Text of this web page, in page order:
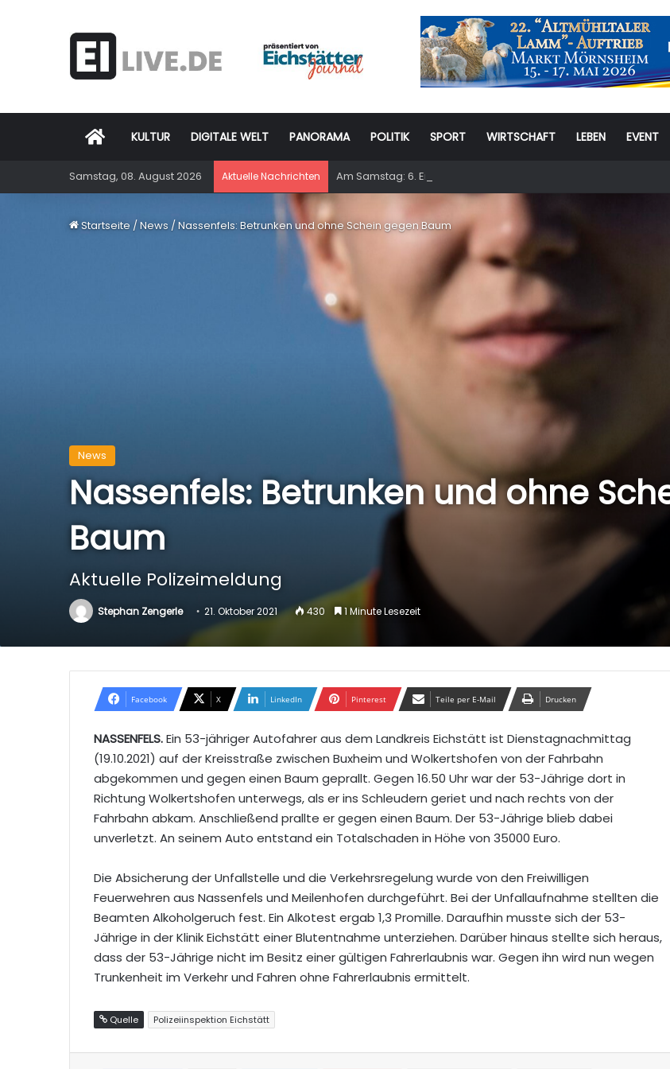
Startseite
KULTUR DIGITALE WELT PANORAMA POLITIK SPORT WIRTSCHAFT LEBEN EVENT
Samstag, 08. August 2026 Aktuelle Nachrichten Am Samstag: 6. Eichstätter Kinder- und Jugendtag – für ganze
Startseite /News /Nassenfels: Betrunken und ohne Schein gegen Baum
News
Nassenfels: Betrunken und ohne
Baum
Aktuelle Polizeimeldung
Stephan Zengerle 21. Oktober 2021 430 1 Minute Lesezeit
Facebook X LinkedIn Pinterest Teile per E-Mail Drucken
NASSENFELS.Ein 53-jähriger Autofahrer aus dem Landkreis Eichstätt ist Dienstagnachmittag
(19.10.2021) auf der Kreisstraße zwischen Buxheim und Wolkertshofen von der Fahrbahn
abgekommen und gegen einen Baum geprallt. Gegen 16.50 Uhr war der 53-Jährige dort in
Richtung Wolkertshofen unterwegs, als er ins Schleudern geriet und nach rechts von der
Fahrbahn abkam. Anschließend prallte er gegen einen Baum. Der 53-Jährige blieb dabei
unverletzt. An seinem Auto entstand ein Totalschaden in Höhe von 35000 Euro.
Die Absicherung der Unfallstelle und die Verkehrsregelung wurde von den Freiwilligen
Feuerwehren aus Nassenfels und Meilenhofen durchgeführt. Bei der Unfallaufnahme stellten die
Beamten Alkoholgeruch fest. Ein Alkotest ergab 1,3 Promille. Daraufhin musste sich der 53-
Jährige in der Klinik Eichstätt einer Blutentnahme unterziehen. Darüber hinaus stellte sich heraus,
dass der 53-Jährige nicht im Besitz einer gültigen Fahrerlaubnis war. Gegen ihn wird nun wegen
Trunkenheit im Verkehr und Fahren ohne Fahrerlaubnis ermittelt.
Quelle Polizeiinspektion Eichstätt